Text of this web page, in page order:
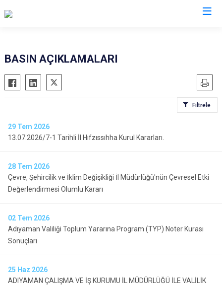
BASIN AÇIKLAMALARI
Filtrele
29 Tem 2026
13.07.2026/7-1 Tarihli İl Hıfzıssıhha Kurul Kararları.
28 Tem 2026
Çevre, Şehircilik ve İklim Değişikliği İl Müdürlüğü'nün Çevresel Etki
Değerlendirmesi Olumlu Kararı
02 Tem 2026
Adıyaman Valiliği Toplum Yararına Program (TYP) Noter Kurası
Sonuçları
25 Haz 2026
ADIYAMAN ÇALIŞMA VE İŞ KURUMU İL MÜDÜRLÜĞÜ İLE VALİLİK